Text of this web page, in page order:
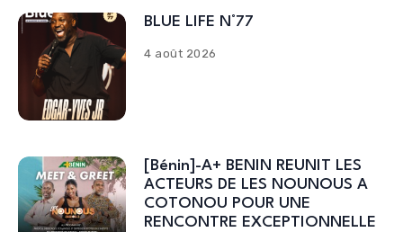
BLUE LIFE N°77
4 août 2026
[Bénin]-A+ BENIN REUNIT LES
ACTEURS DE LES NOUNOUS A
COTONOU POUR UNE
RENCONTRE EXCEPTIONNELLE